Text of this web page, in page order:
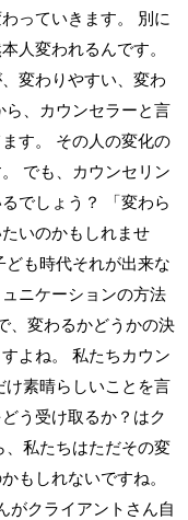
っていきます。 別に
人変われるんです。
変わりやすい、変わ
ら、カウンセラーと言
す。 その人の変化の
でも、カウンセリン
でしょう？ 「変わら
いのかもしれませ
も時代それが出来な
ニケーションの方法
、変わるかどうかの決
よね。 私たちカウン
け素晴らしいことを言
う受け取るか？はク
、私たちはただその変
もしれないですね。
がクライアントさん自